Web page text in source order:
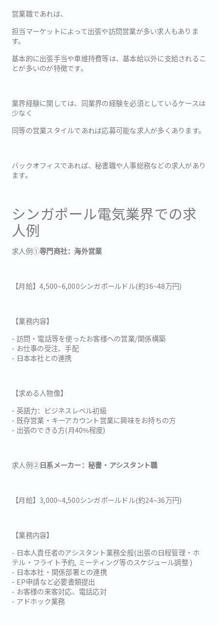
営業職であれば、
担当マーケットによって出張や訪問営業が多い求人もありま
す。
基本的に出張手当や車維持費等は、基本給以外に支給されるこ
とが多いのが特徴です。
業界経験に関しては、同業界の経験を必須としているケースは
少なく
同等の営業スタイルであれば応募可能な求人が多くあります。
バックオフィスであれば、秘書職や人事総務などの求人があり
ます。
シンガポール電気業界での求
人例
求人例①専門商社：海外営業
【月給】4,500~6,000シンガポールドル(約36~48万円)
【業務内容】
- 訪問・電話等を使ったお客様への営業/関係構築
- お仕事の受注、手配
- 日本本社との連携
【求める人物像】
- 英語力：ビジネスレベル初級
- 既存営業・キーアカウント営業に興味をお持ちの方
- 出張のできる方(月40%程度)
求人例②日系メーカー：秘書・アシスタント職
【月給】3,000~4,500シンガポールドル(約24~36万円)
【業務内容】
- 日本人責任者のアシスタント業務全般(出張の日程管理・ホ
テル・フライト予約, ミーティング等のスケジュール調整 )
- 日本本社・関係部署との連携
- EP申請など必要書類提出
- お客様の来客対応、電話応対
- アドホック業務